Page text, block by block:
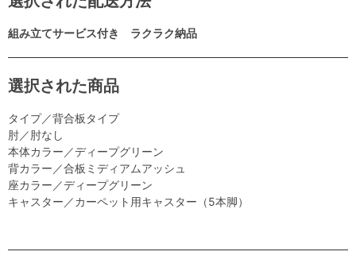
組み立てサービス付き ラクラク納品
選択された商品
タイプ／背合板タイプ
肘／肘なし
本体カラー／ディープグリーン
背カラー／合板ミディアムアッシュ
座カラー／ディープグリーン
キャスター／カーペット用キャスター（5本脚）